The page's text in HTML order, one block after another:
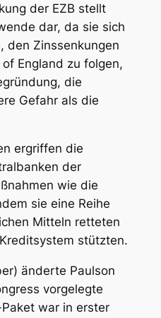
der EZB stellt
dar, da sie sich
den Zinssenkungen
England zu folgen,
die
Gefahr als die
ergriffen die
der
wie die
sie eine Reihe
Mitteln retteten
stützten.
änderte Paulson
vorgelegte
war in erster